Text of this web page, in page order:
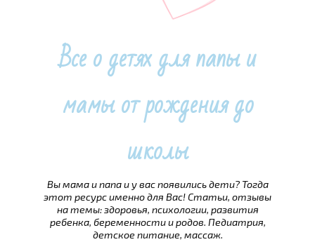
Все о детях для папы и
мамы от рождения до
школы
Вы мама и папа и у вас появились дети? Тогда
этот ресурс именно для Вас! Статьи, отзывы
на темы: здоровья, психологии, развития
ребенка, беременности и родов. Педиатрия,
детское питание, массаж.